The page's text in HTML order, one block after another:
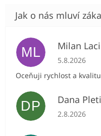
ML Milan
Hodnocení
5.8.2026
Oceňuji rychlost a
DP Dana
Hodnocení
2.8.2026